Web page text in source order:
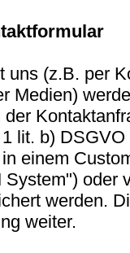
uns (z.B. per
Medien)
lit. b)
einem
oder
werden.
weiter.